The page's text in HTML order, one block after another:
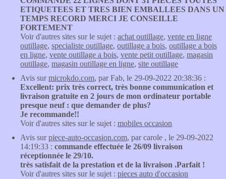
ETIQUETEES ET TRES BIEN EMBALLEES DANS UN
TEMPS RECORD MERCI JE CONSEILLE
FORTEMENT
Voir d'autres sites sur le sujet : achat outillage, vente en ligne
outillage, specialiste outillage, outillage a bois, outillage a bois
en ligne, vente outillage a bois, vente petit outillage, magasin
outillage, magasin outillage en ligne, site outillage
Avis surmicrokdo.com, par Fab, le 29-09-2022 20:38:36 :
Excellent: prix très correct, très bonne communication et
livraison gratuite en 2 jours de mon ordinateur portable
presque neuf : que demander de plus?
Je recommande!!
Voir d'autres sites sur le sujet : mobiles occasion
Avis surpiece-auto-occasion.com, par carole , le 29-09-2022
14:19:33 : commande effectuée le 26/09 livraison
réceptionnée le 29/10.
très satisfait de la prestation et de la livraison .Parfait !
Voir d'autres sites sur le sujet : pieces auto d'occasion